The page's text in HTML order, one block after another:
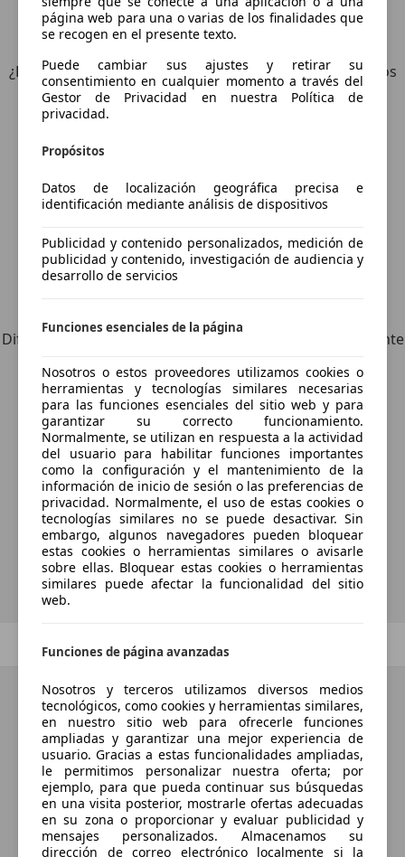
5Ofertaspara Lexus CT 200h
¿Desea ser informado automáticamente sobre vehículos
nuevos para su búsqueda?
Diferente de tus criterios de búsqueda, pero posiblemente
¿Desea ser informado
automáticamente sobre vehículos
nuevos para su búsqueda?
Guardar búsqueda
Anterior 1/1
página web para una o varias de los finalidades que
se recogen en el presente texto.
Puede cambiar sus ajustes y retirar su
consentimiento en cualquier momento a través del
Gestor de Privacidad en nuestra Política de
privacidad.
Propósitos
Datos de localización geográfica precisa e
identificación mediante análisis de dispositivos
Publicidad y contenido personalizados, medición de
publicidad y contenido, investigación de audiencia y
desarrollo de servicios
Funciones esenciales de la página
Nosotros o estos proveedores utilizamos cookies o
herramientas y tecnologías similares necesarias
para las funciones esenciales del sitio web y para
garantizar su correcto funcionamiento.
Normalmente, se utilizan en respuesta a la actividad
del usuario para habilitar funciones importantes
como la configuración y el mantenimiento de la
información de inicio de sesión o las preferencias de
privacidad. Normalmente, el uso de estas cookies o
tecnologías similares no se puede desactivar. Sin
embargo, algunos navegadores pueden bloquear
estas cookies o herramientas similares o avisarle
sobre ellas. Bloquear estas cookies o herramientas
similares puede afectar la funcionalidad del sitio
web.
Funciones de página avanzadas
Nosotros y terceros utilizamos diversos medios
tecnológicos, como cookies y herramientas similares,
en nuestro sitio web para ofrecerle funciones
ampliadas y garantizar una mejor experiencia de
usuario. Gracias a estas funcionalidades ampliadas,
le permitimos personalizar nuestra oferta; por
ejemplo, para que pueda continuar sus búsquedas
en una visita posterior, mostrarle ofertas adecuadas
en su zona o proporcionar y evaluar publicidad y
mensajes personalizados. Almacenamos su
dirección de correo electrónico localmente si la